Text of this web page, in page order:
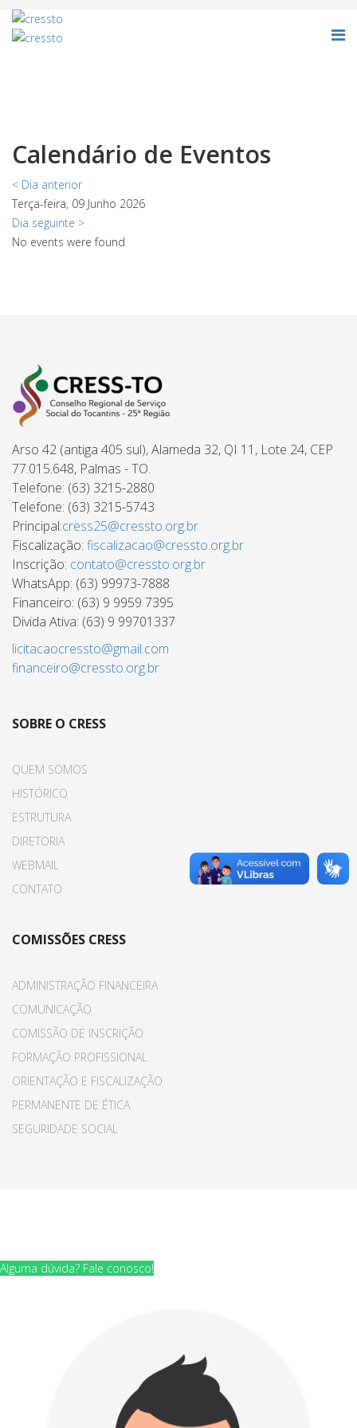
Calendário de Eventos
< Dia anterior
Terça-feira, 09 Junho 2026
Dia seguinte >
No events were found
Arso 42 (antiga 405 sul), Alameda 32, QI 11, Lote 24, CEP
77.015.648, Palmas - TO.
Telefone: (63) 3215-2880
Telefone: (63) 3215-5743
Principal:cress25@cressto.org.br
Fiscalização: fiscalizacao@cressto.org.br
Inscrição: contato@cressto.org.br
WhatsApp: (63) 99973-7888
Financeiro: (63) 9 9959 7395
Divida Ativa: (63) 9 99701337
licitacaocressto@gmail.com
financeiro@cressto.org.br
SOBRE O CRESS
QUEM SOMOS
HISTÓRICO
ESTRUTURA
DIRETORIA
WEBMAIL
CONTATO
COMISSÕES CRESS
ADMINISTRAÇÃO FINANCEIRA
COMUNICAÇÃO
COMISSÃO DE INSCRIÇÃO
FORMAÇÃO PROFISSIONAL
ORIENTAÇÃO E FISCALIZAÇÃO
PERMANENTE DE ÉTICA
SEGURIDADE SOCIAL
Alguma dúvida? Fale conosco!